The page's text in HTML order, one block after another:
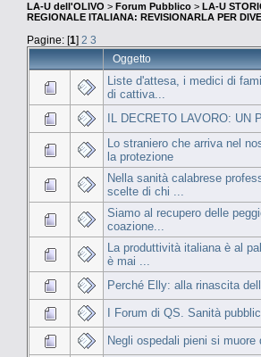
LA-U dell'OLIVO > Forum Pubblico > LA-U
REGIONALE ITALIANA: REVISIONARLA PER
Pagine: [1] 2 3
Oggetto
Liste d'attesa, i medici di
di cattiva...
IL DECRETO LAVORO: UN
Lo straniero che arriva nel
la protezione
Nella sanità calabrese
scelte di chi ...
Siamo al recupero delle
coazione...
La produttività italiana è al
è mai ...
Perché Elly: alla rinascita
I Forum di QS. Sanità
Negli ospedali pieni si muore